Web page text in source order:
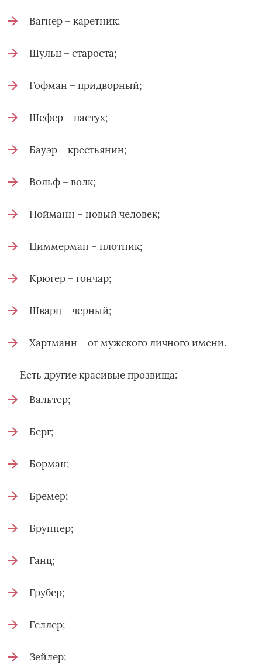
Вагнер – каретник;
Шульц – староста;
Гофман – придворный;
Шефер – пастух;
Бауэр – крестьянин;
Вольф – волк;
Нойманн – новый человек;
Циммерман – плотник;
Крюгер – гончар;
Шварц – черный;
Хартманн – от мужского личного имени.
Есть другие красивые прозвища:
Вальтер;
Берг;
Борман;
Бремер;
Бруннер;
Ганц;
Грубер;
Геллер;
Зейлер;